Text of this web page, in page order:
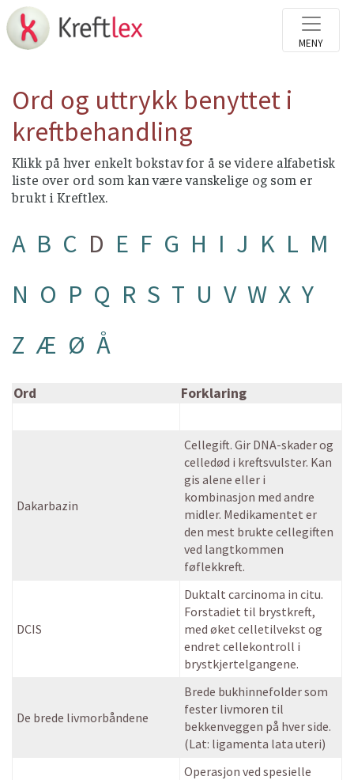
Ord og uttrykk benyttet i
kreftbehandling
Klikk på hver enkelt bokstav for å se videre alfabetisk
liste over ord som kan være vanskelige og som er
brukt i Kreftlex.
A B C D E F G H I J K L M
N O P Q R S T U V W X Y
Z Æ Ø Å
Ord Forklaring
Dakarbazin
Cellegift. Gir DNA-skader og
celledød i kreftsvulster. Kan
gis alene eller i
kombinasjon med andre
midler. Medikamentet er
den mest brukte cellegiften
ved langtkommen
føflekkreft.
DCIS
Duktalt carcinoma in citu.
Forstadiet til brystkreft,
med øket celletilvekst og
endret cellekontroll i
brystkjertelgangene.
De brede livmorbåndene
Brede bukhinnefolder som
fester livmoren til
bekkenveggen på hver side.
(Lat: ligamenta lata uteri)
Operasjon ved spesielle